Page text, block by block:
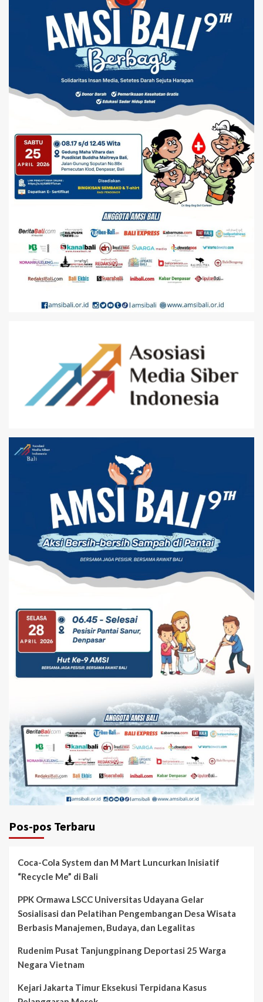
Pos-pos Terbaru
Coca-Cola System dan M Mart Luncurkan Inisiatif
“Recycle Me” di Bali
PPK Ormawa LSCC Universitas Udayana Gelar
Sosialisasi dan Pelatihan Pengembangan Desa Wisata
Berbasis Manajemen, Budaya, dan Legalitas
Rudenim Pusat Tanjungpinang Deportasi 25 Warga
Negara Vietnam
Kejari Jakarta Timur Eksekusi Terpidana Kasus